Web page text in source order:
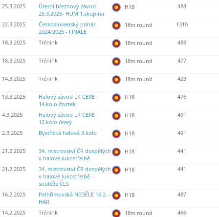
25.3.2025
Úterní březnový závod
25.3.2025- HUM 1.skupina
H18 488
22.3.2025
Československý pohár
2024/2025 - FINÁLE
18m round 1310
18.3.2025 Trénink 18m round 488
18.3.2025 Trénink 18m round 477
14.3.2025 Trénink 18m round 423
13.3.2025
Halový závod LK CERE
14.kolo čtvrtek
H18 476
4.3.2025
Halový závod LK CERE
12.kolo úterý
H18 491
2.3.2025 Bystřická halová 3.kolo H18 491
21.2.2025
34. mistrovství ČR dospělých
v halové lukostřelbě
H18 441
21.2.2025
34. mistrovství ČR dospělých
v halové lukostřelbě -
soutěže ČLS
H18 441
16.2.2025
Pelhřimovská NEDĚLE 16.2. -
HAR
H18 487
14.2.2025 Trénink 18m round 466